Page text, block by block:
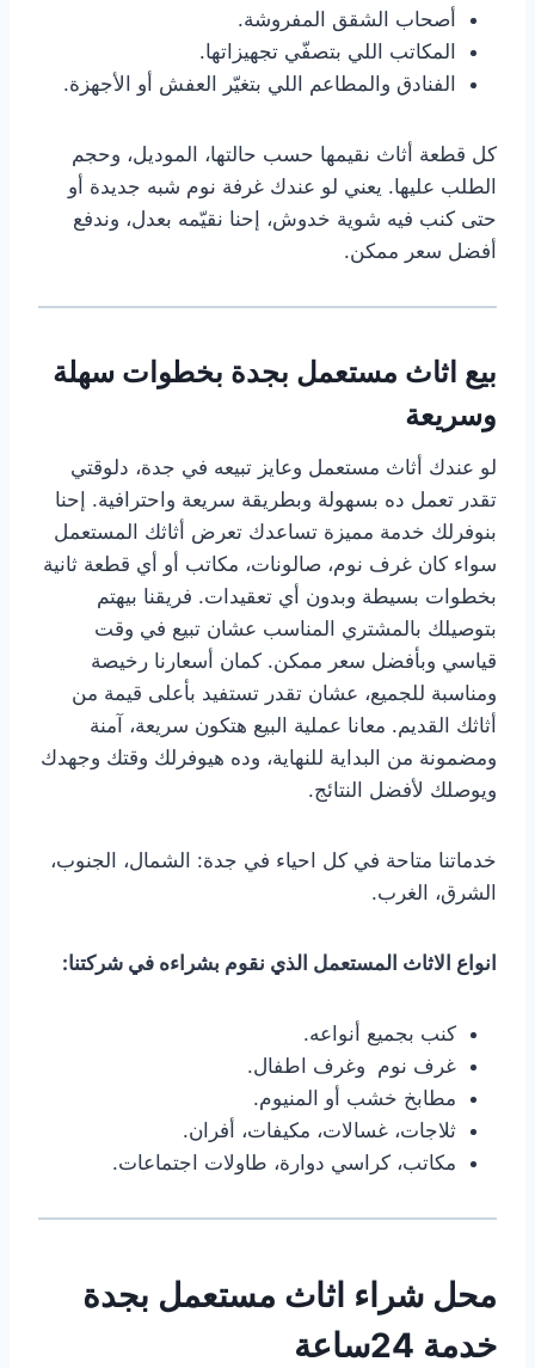
أصحاب الشقق المفروشة.
المكاتب اللي بتصفّي تجهيزاتها.
الفنادق والمطاعم اللي بتغيّر العفش أو الأجهزة.
كل قطعة أثاث نقيمها حسب حالتها، الموديل، وحجم
الطلب عليها. يعني لو عندك غرفة نوم شبه جديدة أو
حتى كنب فيه شوية خدوش، إحنا نقيّمه بعدل، وندفع
أفضل سعر ممكن.
بيع اثاث مستعمل بجدة بخطوات سهلة
وسريعة
لو عندك أثاث مستعمل وعايز تبيعه في جدة، دلوقتي
تقدر تعمل ده بسهولة وبطريقة سريعة واحترافية. إحنا
بنوفرلك خدمة مميزة تساعدك تعرض أثاثك المستعمل
سواء كان غرف نوم، صالونات، مكاتب أو أي قطعة ثانية
بخطوات بسيطة وبدون أي تعقيدات. فريقنا بيهتم
بتوصيلك بالمشتري المناسب عشان تبيع في وقت
قياسي وبأفضل سعر ممكن. كمان أسعارنا رخيصة
ومناسبة للجميع، عشان تقدر تستفيد بأعلى قيمة من
أثاثك القديم. معانا عملية البيع هتكون سريعة، آمنة
ومضمونة من البداية للنهاية، وده هيوفرلك وقتك وجهدك
ويوصلك لأفضل النتائج.
خدماتنا متاحة في كل احياء في جدة: الشمال، الجنوب،
الشرق، الغرب.
انواع الاثاث المستعمل الذي نقوم بشراءه في شركتنا:
كنب بجميع أنواعه.
غرف نوم وغرف اطفال.
مطابخ خشب أو المنيوم.
ثلاجات، غسالات، مكيفات، أفران.
مكاتب، كراسي دوارة، طاولات اجتماعات.
محل شراء اثاث مستعمل بجدة
خدمة 24ساعة